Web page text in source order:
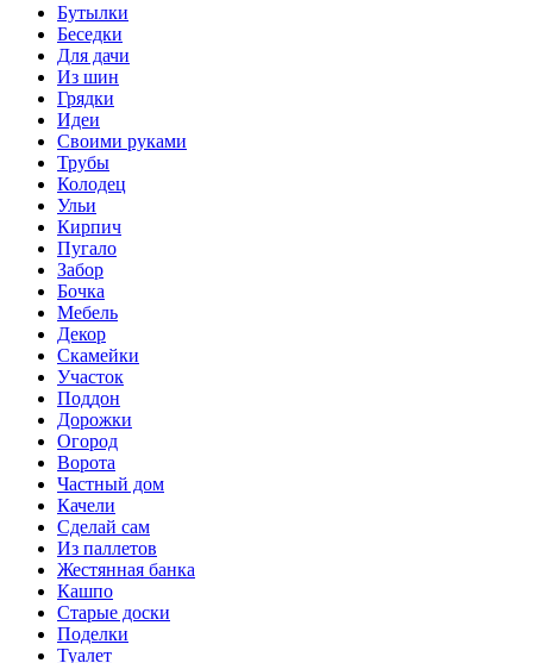
Бутылки
Беседки
Для дачи
Из шин
Грядки
Идеи
Своими руками
Трубы
Колодец
Ульи
Кирпич
Пугало
Забор
Бочка
Мебель
Декор
Скамейки
Участок
Поддон
Дорожки
Огород
Ворота
Частный дом
Качели
Сделай сам
Из паллетов
Жестянная банка
Кашпо
Старые доски
Поделки
Туалет